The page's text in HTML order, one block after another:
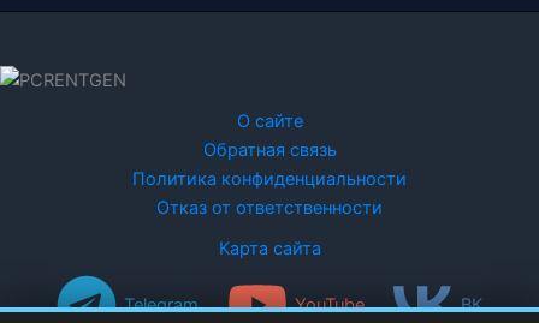
О сайте
Обратная связь
Политика конфиденциальности
Отказ от ответственности
Карта сайта
Telegram YouTube ВК